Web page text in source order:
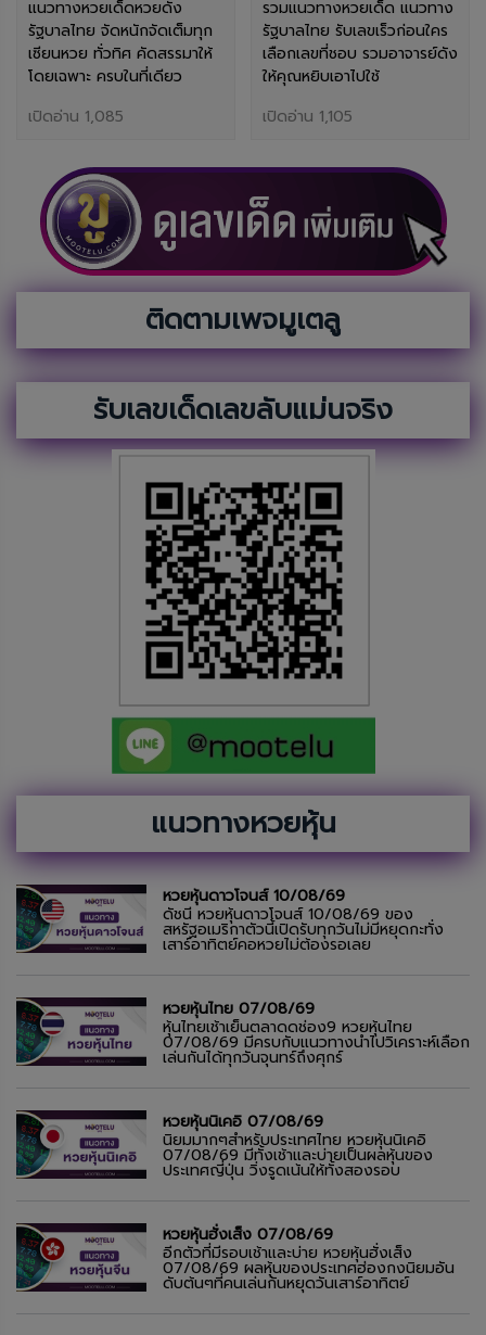
แนวทางหวยเด็ดหวยดัง
รัฐบาลไทย จัดหนักจัดเต็มทุก
เซียนหวย ทั่วทิศ คัดสรรมาให้
โดยเฉพาะ ครบในที่เดียว
เปิดอ่าน 1,085
รวมแนวทางหวยเด็ด แนวทาง
รัฐบาลไทย รับเลขเร็วก่อนใคร
เลือกเลขที่ชอบ รวมอาจารย์ดัง
ให้คุณหยิบเอาไปใช้
เปิดอ่าน 1,105
ติดตามเพจมูเตลู
รับเลขเด็ดเลขลับแม่นจริง
แนวทางหวยหุ้น
หวยหุ้นดาวโจนส์ 10/08/69
ดัชนี หวยหุ้นดาวโจนส์ 10/08/69 ของ
สหรัฐอเมริกาตัวนี้เปิดรับทุกวันไม่มีหยุดกะทั่ง
เสาร์อาทิตย์คอหวยไม่ต้องรอเลย
หวยหุ้นไทย 07/08/69
หุ้นไทยเช้าเย็นตลาดดช่อง9 หวยหุ้นไทย
07/08/69 มีครบกับแนวทางนำไปวิเคราะห์เลือก
เล่นกันได้ทุกวันจุนทร์ถึงศุกร์
หวยหุ้นนิเคอิ 07/08/69
นิยมมากๆสำหรับประเทศไทย หวยหุ้นนิเคอิ
07/08/69 มีทั้งเช้าและบ่ายเป็นผลหุ้นของ
ประเทศญี่ปุ่น วิ่งรูดเน้นให้ทั้งสองรอบ
หวยหุ้นฮั่งเส็ง 07/08/69
อีกตัวที่มีรอบเช้าและบ่าย หวยหุ้นฮั่งเส็ง
07/08/69 ผลหุ้นของประเทศฮ่องกงนิยมอัน
ดับต้นๆที่คนเล่นกันหยุดวันเสาร์อาทิตย์